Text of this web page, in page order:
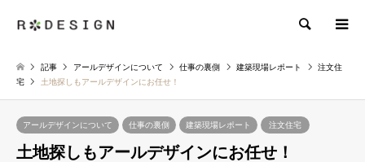
検索
記事 アールデザインについて 仕事の裏側 建築現場レポート
注文住
宅
土地探しもアールデザインにお任せ！
アールデザインについて 仕事の裏側 建築現場レポート 注文住宅
土地探しもアールデザインにお任せ！